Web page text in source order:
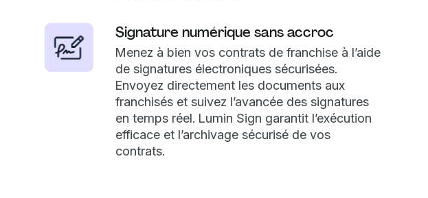
Signature numérique sans accroc
Menez à bien vos contrats de franchise à l’aide
de signatures électroniques sécurisées.
Envoyez directement les documents aux
franchisés et suivez l’avancée des signatures
en temps réel. Lumin Sign garantit l’exécution
efficace et l’archivage sécurisé de vos
contrats.